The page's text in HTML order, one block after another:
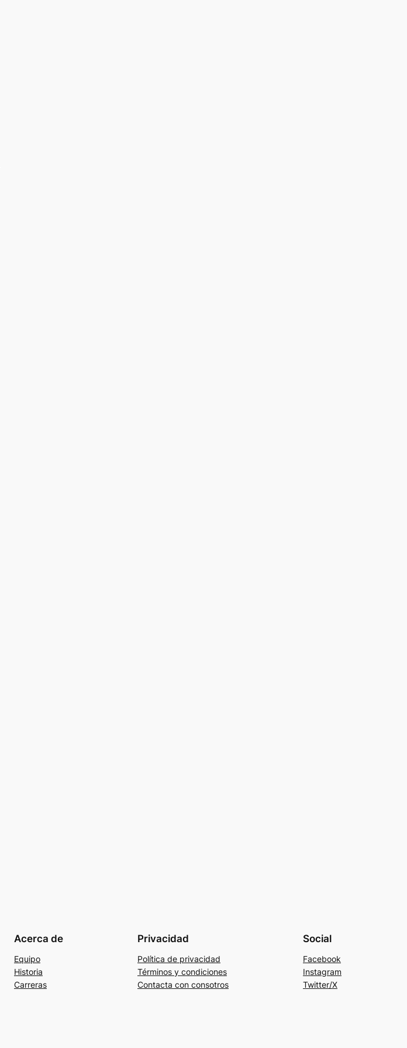
Acerca de
Equipo
Historia
Carreras
Privacidad
Política de privacidad
Términos y condiciones
Contacta con consotros
Social
Facebook
Instagram
Twitter/X